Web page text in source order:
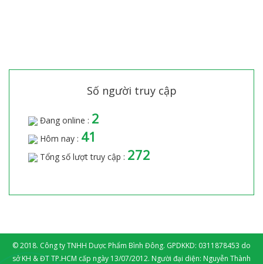
Số người truy cập
Đang online : 2
Hôm nay : 41
Tổng số lượt truy cập : 272
© 2018. Công ty TNHH Dược Phẩm Bình Đông. GPDKKD: 0311878453 do
sở KH & ĐT TP.HCM cấp ngày 13/07/2012. Người đại diện: Nguyễn Thành